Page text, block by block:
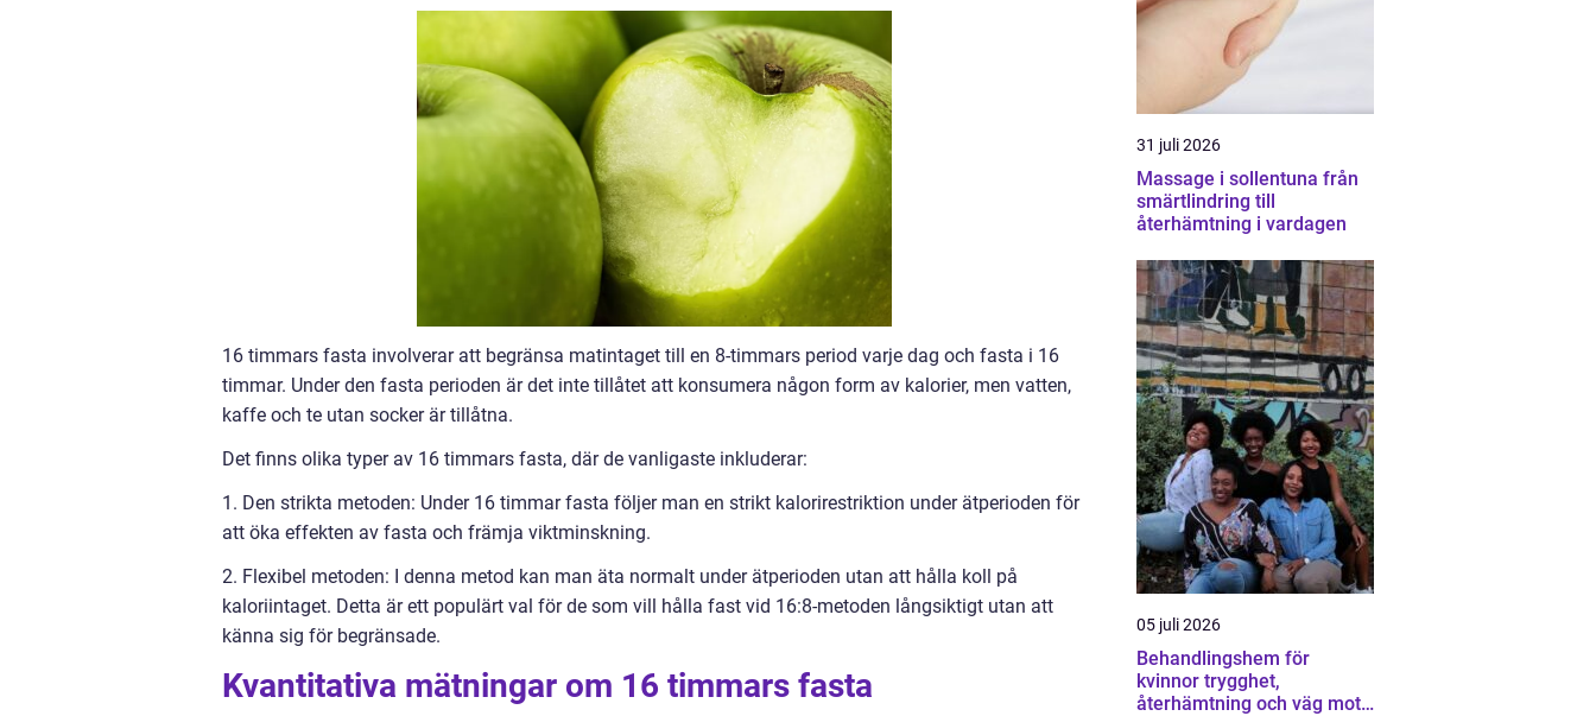
16 timmars fasta involverar att begränsa matintaget till en 8-timmars period varje dag och fasta i 16
timmar. Under den fasta perioden är det inte tillåtet att konsumera någon form av kalorier, men vatten,
kaffe och te utan socker är tillåtna.
Det finns olika typer av 16 timmars fasta, där de vanligaste inkluderar:
1. Den strikta metoden: Under 16 timmar fasta följer man en strikt kalorirestriktion under ätperioden för
att öka effekten av fasta och främja viktminskning.
2. Flexibel metoden: I denna metod kan man äta normalt under ätperioden utan att hålla koll på
kaloriintaget. Detta är ett populärt val för de som vill hålla fast vid 16:8-metoden långsiktigt utan att
känna sig för begränsade.
Kvantitativa mätningar om 16 timmars fasta
31 juli 2026
Massage i sollentuna från
smärtlindring till
återhämtning i vardagen
05 juli 2026
Behandlingshem för
kvinnor trygghet,
återhämtning och väg mot